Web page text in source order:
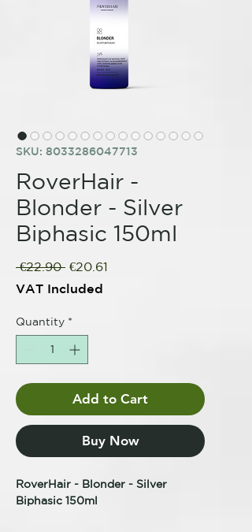
SKU: 8033286047713
RoverHair -
Blonder - Silver
Biphasic 150ml
€22.90 Regular
Price
€20.61
VAT Included
Quantity *
Add to Cart
Buy Now
RoverHair - Blonder - Silver
Biphasic 150ml